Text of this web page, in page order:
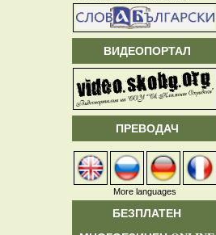
ВИДЕОПОРТАЛ
ПРЕВОДАЧ
More languages
БЕЗПЛАТЕН